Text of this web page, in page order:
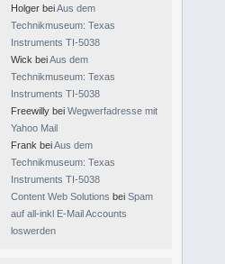
HolgerbeiAus dem
Technikmuseum: Texas
Instruments TI-5038
WickbeiAus dem
Technikmuseum: Texas
Instruments TI-5038
Freewillybei Wegwerfadresse mit
Yahoo Mail
FrankbeiAus dem
Technikmuseum: Texas
Instruments TI-5038
Content Web Solutions bei Spam
auf all-inkl E-Mail Accounts
loswerden